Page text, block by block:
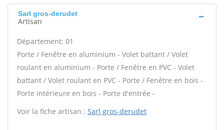
Sarl gros-derudet
Artisan
Département: 01
Porte / Fenêtre en aluminium - Volet battant / Volet
roulant en aluminium - Porte / Fenêtre en PVC - Volet
battant / Volet roulant en PVC - Porte / Fenêtre en bois -
Porte intérieure en bois - Porte d'entrée -
Voir la fiche artisan : Sarl gros-derudet